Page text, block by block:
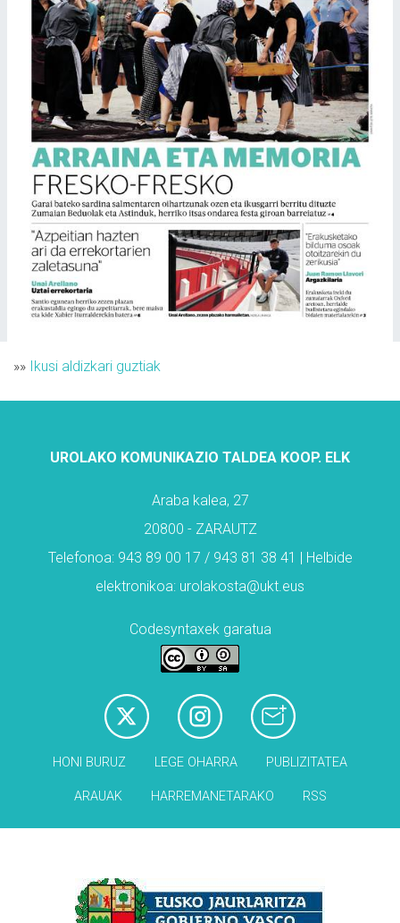
»» Ikusi aldizkari guztiak
UROLAKO KOMUNIKAZIO TALDEA KOOP. ELK
Araba kalea, 27
20800 - ZARAUTZ
Telefonoa: 943 89 00 17 / 943 81 38 41 | Helbide
elektronikoa: urolakosta@ukt.eus
Codesyntaxek garatua
HONI BURUZ LEGE OHARRA PUBLIZITATEA
ARAUAK HARREMANETARAKO RSS